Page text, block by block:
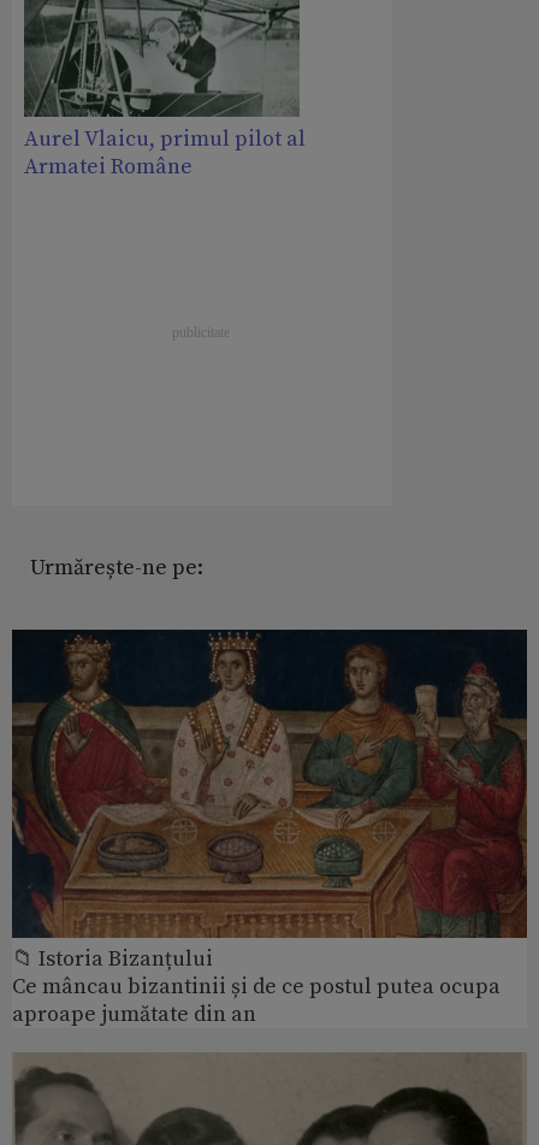
Aurel Vlaicu, primul pilot al
Armatei Române
Urmărește-ne pe:
📁 Istoria Bizanțului
Ce mâncau bizantinii și de ce postul putea ocupa
aproape jumătate din an